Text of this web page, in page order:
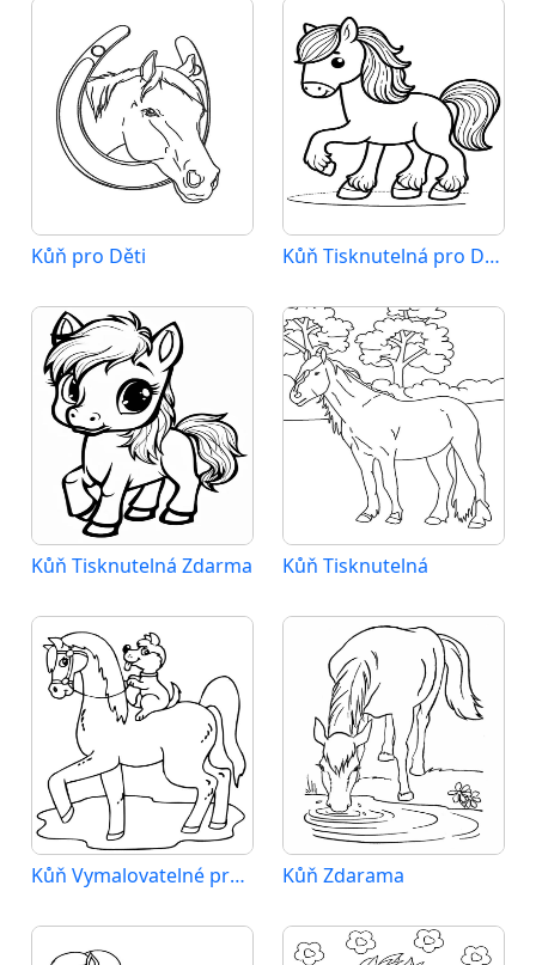
Kůň pro Děti Kůň Tisknutelná pro Děti
Kůň Tisknutelná Zdarma Kůň Tisknutelná
Kůň Vymalovatelné pro Děti Kůň Zdarama